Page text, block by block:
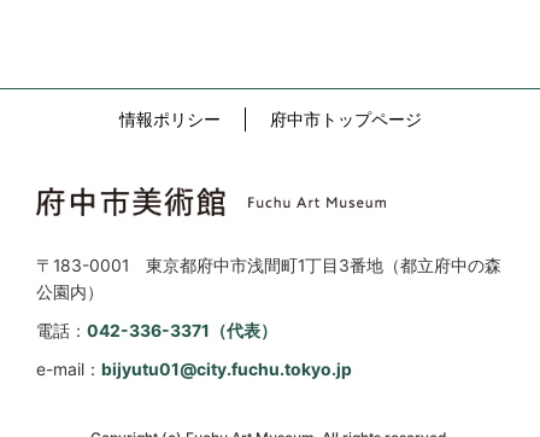
情報ポリシー 府中市トップページ
〒183-0001 東京都府中市浅間町1丁目3番地（都立府中の森
公園内）
電話： 042-336-3371（代表）
e-mail： bijyutu01@city.fuchu.tokyo.jp